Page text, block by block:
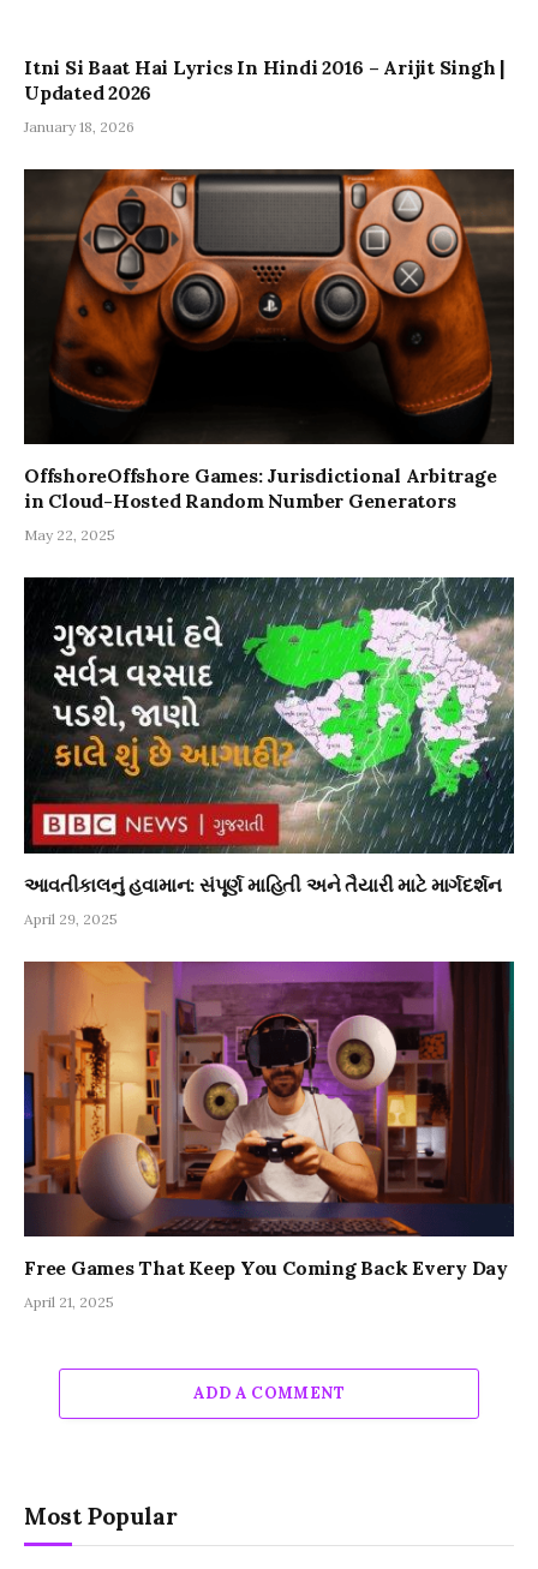
Itni Si Baat Hai Lyrics In Hindi 2016 – Arijit Singh |
Updated 2026
January 18, 2026
OffshoreOffshore Games: Jurisdictional Arbitrage
in Cloud-Hosted Random Number Generators
May 22, 2025
આવતીકાલનું હવામાન: સંપૂર્ણ માહિતી અને તૈયારી માટે માર્ગદર્શન
April 29, 2025
Free Games That Keep You Coming Back Every Day
April 21, 2025
ADD A COMMENT
Most Popular